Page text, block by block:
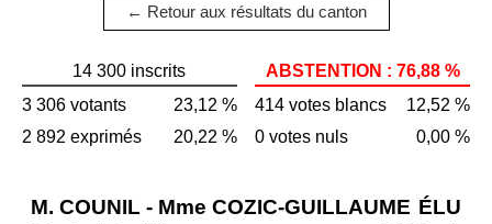
← Retour aux résultats du canton
14 300 inscrits
3 306 votants
23,12 %
2 892 exprimés
20,22 %
ABSTENTION : 76,88 %
414 votes blancs
12,52 %
0 votes nuls
0,00 %
M. COUNIL - Mme COZIC-GUILLAUME ÉLU